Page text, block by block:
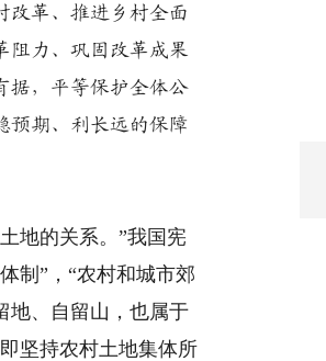
改革、推进乡村全面
阻力、巩固改革成果
据，平等保护全体公
预期、利长远的保障
地的关系。”我国宪
制”，“农村和城市郊
地、自留山，也属于
坚持农村土地集体所